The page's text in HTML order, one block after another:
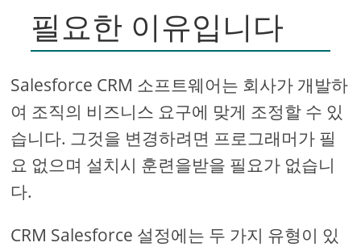
필요한 이유입니다
Salesforce CRM 소프트웨어는 회사가 개발하
여 조직의 비즈니스 요구에 맞게 조정할 수 있
습니다. 그것을 변경하려면 프로그래머가 필
요 없으며 설치시 훈련을받을 필요가 없습니
다.
CRM Salesforce 설정에는 두 가지 유형이 있